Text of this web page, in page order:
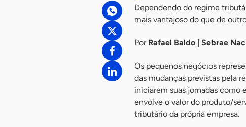
Dependendo do regime
mais vantajoso do que de
Por Rafael Baldo | Sebrae
Os pequenos negócios
das mudanças previstas pela
iniciarem suas jornadas como
envolve o valor do produto/
tributário da própria empresa.